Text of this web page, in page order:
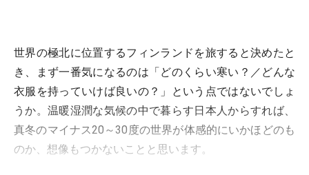
世界の極北に位置するフィンランドを旅すると決めたと
き、まず一番気になるのは「どのくらい寒い？／どんな
衣服を持っていけば良いの？」という点ではないでしょ
うか。温暖湿潤な気候の中で暮らす日本人からすれば、
真冬のマイナス20～30度の世界が体感的にいかほどのも
のか、想像もつかないことと思います。